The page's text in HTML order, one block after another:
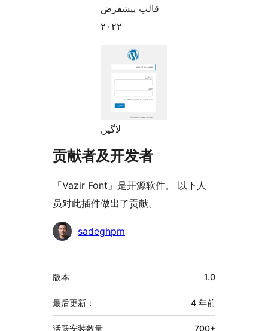
قالب پیشفرض
۲۰۲۲
لاگین
贡献者及开发者
「Vazir Font」是开源软件。 以下人
员对此插件做出了贡献。
贡
sadeghpm
额
外
信
息
版本 1.0
最后更新： 4 年前
活跃安装数量 700+